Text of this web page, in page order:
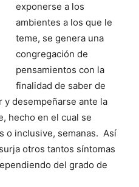
exponerse a los
ambientes a los que le
teme, se genera una
congregación de
pensamientos con la
finalidad de saber de
y desempeñarse ante la
hecho en el cual se
o inclusive, semanas. Así
otros tantos síntomas
del grado de